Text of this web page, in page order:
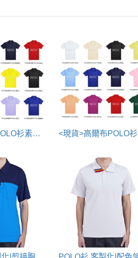
<現貨>網眼POLO衫素面款